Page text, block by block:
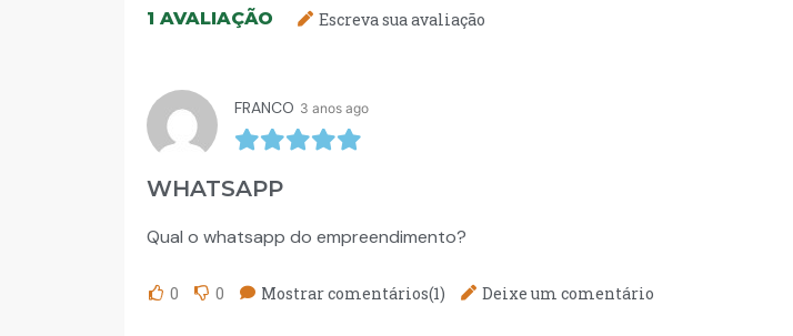
1 AVALIAÇÃO Escreva sua avaliação
FRANCO 3 anos ago
WHATSAPP
Qual o whatsapp do empreendimento?
0 0 Mostrar comentários(1) Deixe um comentário